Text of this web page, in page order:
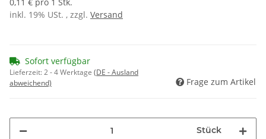
inkl. 19% USt. , zzgl. Versand
Sofort verfügbar
Lieferzeit:2 - 4 Werktage (DE - Ausland
abweichend)
Frage zum Artikel
Stück